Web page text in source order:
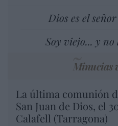
Dios es el
Soy viejo... y
Minucias
La última comunión
San Juan de Dios, el
Calafell (Tarragona)